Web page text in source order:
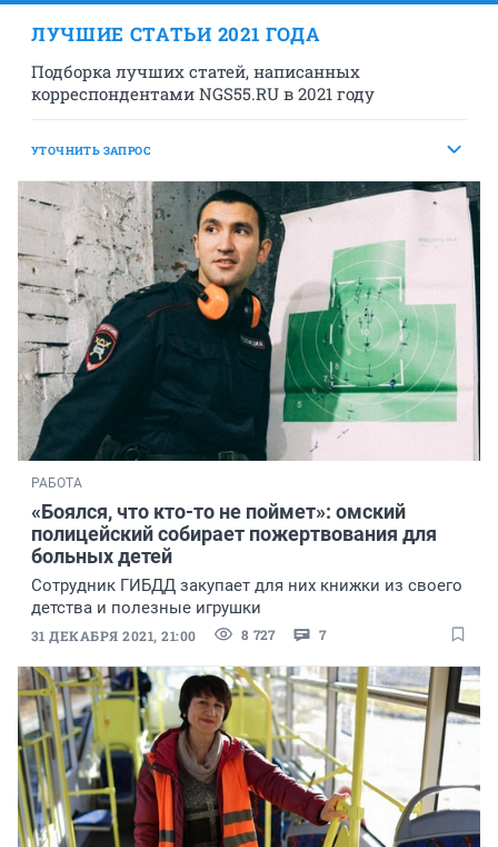
ЛУЧШИЕ СТАТЬИ 2021 ГОДА
Подборка лучших статей, написанных
корреспондентами NGS55.RU в 2021 году
УТОЧНИТЬ ЗАПРОС
РАБОТА
«Боялся, что кто-то не поймет»: омский
полицейский собирает пожертвования для
больных детей
Сотрудник ГИБДД закупает для них книжки из своего
детства и полезные игрушки
31 ДЕКАБРЯ 2021, 21:00 8 727 7